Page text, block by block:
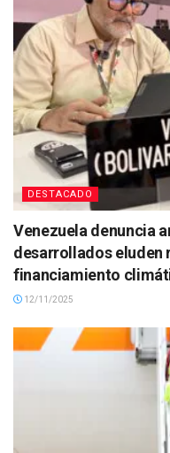
DESTACADO
Venezuela denuncia
desarrollados eluden
financiamiento
12/11/2025